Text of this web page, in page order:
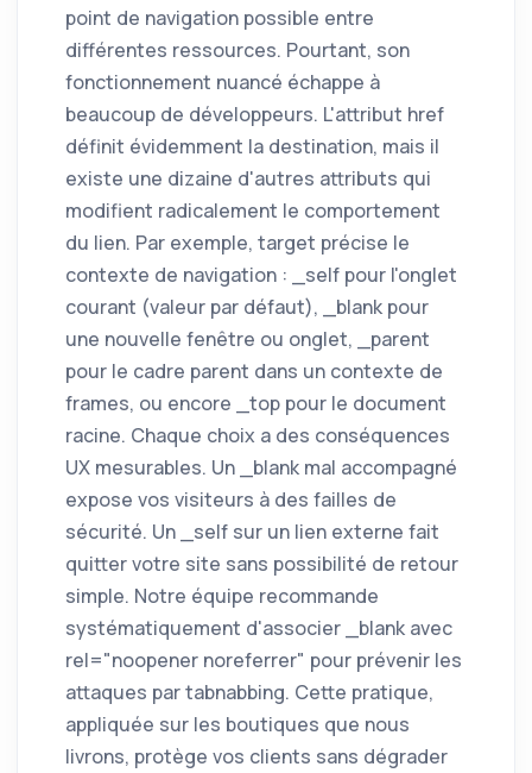
point de navigation possible entre
différentes ressources. Pourtant, son
fonctionnement nuancé échappe à
beaucoup de développeurs. L'attribut href
définit évidemment la destination, mais il
existe une dizaine d'autres attributs qui
modifient radicalement le comportement
du lien. Par exemple, target précise le
contexte de navigation : _self pour l'onglet
courant (valeur par défaut), _blank pour
une nouvelle fenêtre ou onglet, _parent
pour le cadre parent dans un contexte de
frames, ou encore _top pour le document
racine. Chaque choix a des conséquences
UX mesurables. Un _blank mal accompagné
expose vos visiteurs à des failles de
sécurité. Un _self sur un lien externe fait
quitter votre site sans possibilité de retour
simple. Notre équipe recommande
systématiquement d'associer _blank avec
rel="noopener noreferrer" pour prévenir les
attaques par tabnabbing. Cette pratique,
appliquée sur les boutiques que nous
livrons, protège vos clients sans dégrader